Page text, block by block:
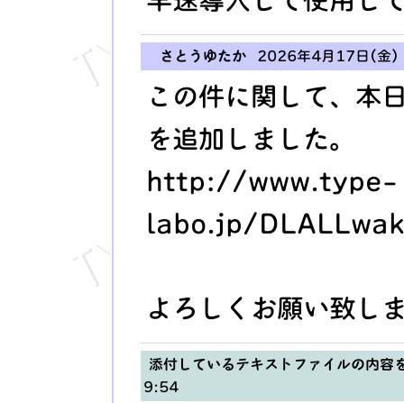
さとうゆたか 2026年4月17日(金
この件に関して、本
を追加しました。
http://www.type-
labo.jp/
よろしくお願い致し
添付しているテキストファイルの内
9:54